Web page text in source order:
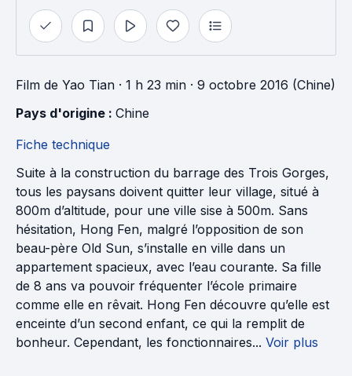
Film de Yao Tian · 1 h 23 min · 9 octobre 2016 (Chine)
Pays d'origine : Chine
Fiche technique
Suite à la construction du barrage des Trois Gorges,
tous les paysans doivent quitter leur village, situé à
800m d’altitude, pour une ville sise à 500m. Sans
hésitation, Hong Fen, malgré l’opposition de son
beau-père Old Sun, s’installe en ville dans un
appartement spacieux, avec l’eau courante. Sa fille
de 8 ans va pouvoir fréquenter l’école primaire
comme elle en rêvait. Hong Fen découvre qu’elle est
enceinte d’un second enfant, ce qui la remplit de
bonheur. Cependant, les fonctionnaires... Voir plus